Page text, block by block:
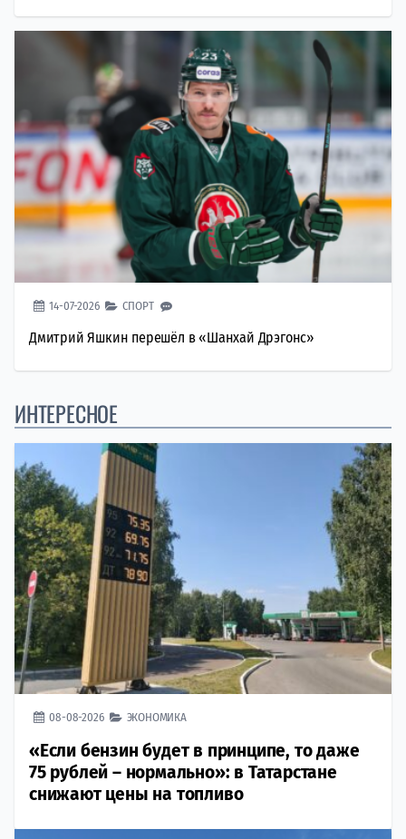
14-07-2026 СПОРТ
Дмитрий Яшкин перешёл в «Шанхай Дрэгонс»
ИНТЕРЕСНОЕ
08-08-2026 ЭКОНОМИКА
«Если бензин будет в принципе, то даже
75 рублей – нормально»: в Татарстане
снижают цены на топливо